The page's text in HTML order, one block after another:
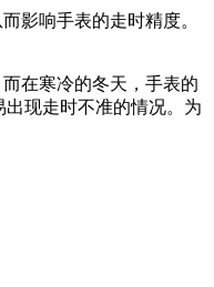
影响手表的走时精度。
在寒冷的冬天，手表的
现走时不准的情况。为